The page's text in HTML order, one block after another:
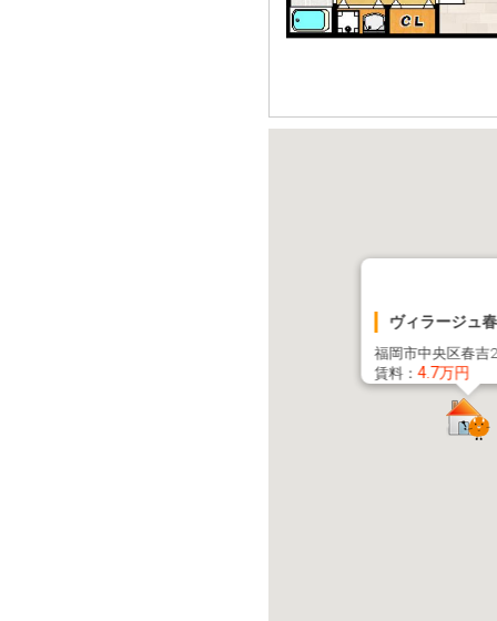
ヴィラージュ
福岡市中央区春吉
賃料：4.7万円